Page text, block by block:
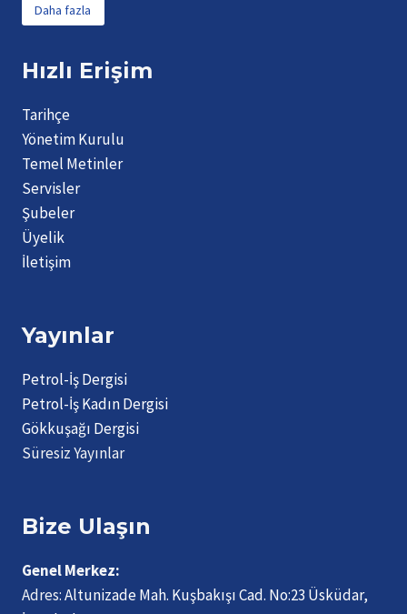
Daha fazla
Hızlı Erişim
Tarihçe
Yönetim Kurulu
Temel Metinler
Servisler
Şubeler
Üyelik
İletişim
Yayınlar
Petrol-İş Dergisi
Petrol-İş Kadın Dergisi
Gökkuşağı Dergisi
Süresiz Yayınlar
Bize Ulaşın
Genel Merkez:
Adres:Altunizade Mah. Kuşbakışı Cad. No:23 Üsküdar,